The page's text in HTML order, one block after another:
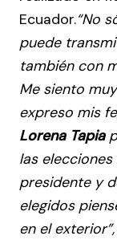
Ecuador.“No
puede
también con
Me siento
expreso mis
Lorena Tapia
las elecciones
presidente y
elegidos
en el exterior”,